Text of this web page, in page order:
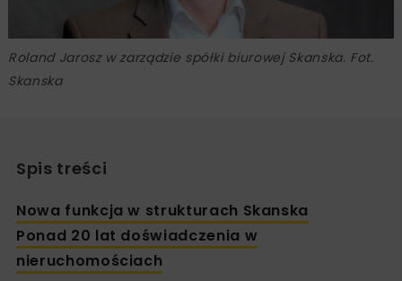
Roland Jarosz w zarządzie spółki biurowej Skanska. Fot.
Skanska
Spis treści
Nowa funkcja w strukturach Skanska
Ponad 20 lat doświadczenia w
nieruchomościach